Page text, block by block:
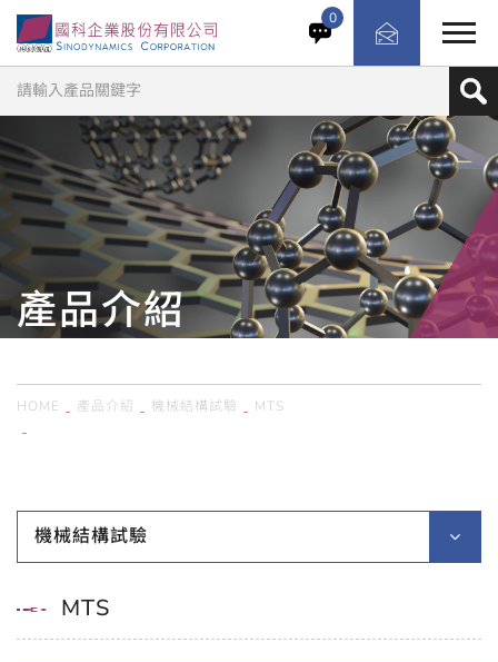
透過於輪胎接地面或輪轂主軸施加精準的位移或力量輸入，
測試車輛懸吊與轉向系統的運動學與順應性（K&C）特性。
適用於乘用車、SUV、輕型卡車與商用車，並可選配重心與
車輛慣性量測（CG/VIM）功能，或模擬實際道路操駕情
境，完整評估懸吊與轉向總成之動態表現與操控特性。
0
產品介紹
HOME 產品介紹 機械結構試驗
MTS
機械結構試驗
MTS